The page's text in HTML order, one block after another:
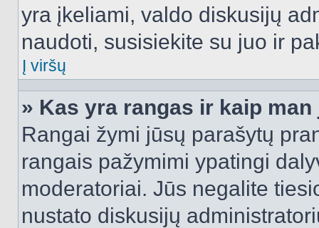
yra įkeliami, valdo diskusijų
naudoti, susisiekite su juo ir
Į viršų
» Kas yra rangas ir kaip
Rangai žymi jūsų parašytų
rangais pažymimi ypatingi
moderatoriai. Jūs negalite
nustato diskusijų